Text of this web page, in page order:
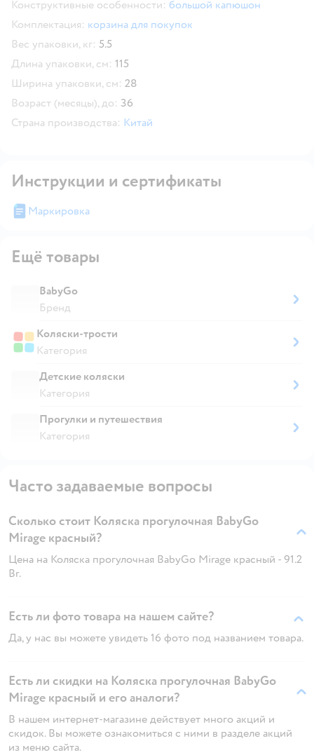
Конструктивные особенности: большой капюшон
Комплектация: корзина для покупок
Вес упаковки, кг: 5.5
Длина упаковки, см: 115
Ширина упаковки, см: 28
Возраст (месяцы), до: 36
Страна производства: Китай
Инструкции и сертификаты
Маркировка
Ещё товары
BabyGo
Бренд
Коляски-трости
Категория
Детские коляски
Категория
Прогулки и путешествия
Категория
Часто задаваемые вопросы
Сколько стоит Коляска прогулочная BabyGo
Mirage красный?
Цена на Коляска прогулочная BabyGo Mirage красный - 91.2
Br.
Есть ли фото товара на нашем сайте?
Да, у нас вы можете увидеть 16 фото под названием товара.
Есть ли скидки на Коляска прогулочная BabyGo
Mirage красный и его аналоги?
В нашем интернет-магазине действует много акций и
скидок. Вы можете ознакомиться с ними в разделе акций
из меню сайта.